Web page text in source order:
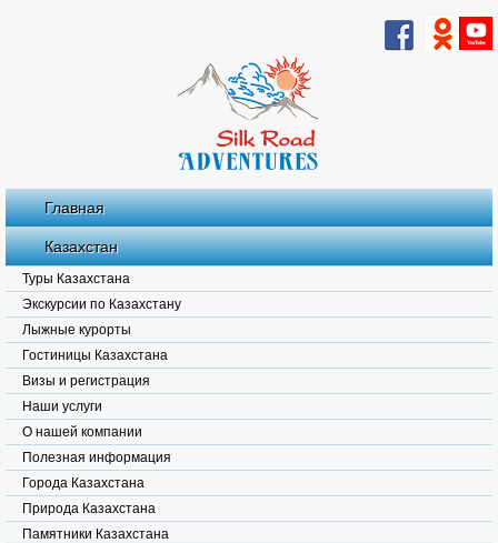
Главная
Казахстан
Туры Казахстана
Экскурсии по Казахстану
Лыжные курорты
Гостиницы Казахстана
Визы и регистрация
Наши услуги
О нашей компании
Полезная информация
Города Казахстана
Природа Казахстана
Памятники Казахстана